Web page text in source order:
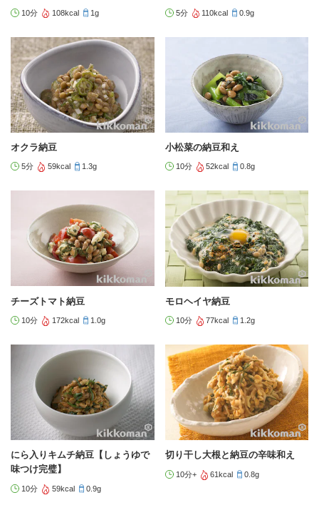
10分 108kcal 1g 5分 110kcal 0.9g
オクラ納豆
5分 59kcal 1.3g
小松菜の納豆和え
10分 52kcal 0.8g
チーズトマト納豆
10分 172kcal 1.0g
モロヘイヤ納豆
10分 77kcal 1.2g
にら入りキムチ納豆【しょうゆで
味つけ完璧】
10分 59kcal 0.9g
切り干し大根と納豆の辛味和え
10分+ 61kcal 0.8g